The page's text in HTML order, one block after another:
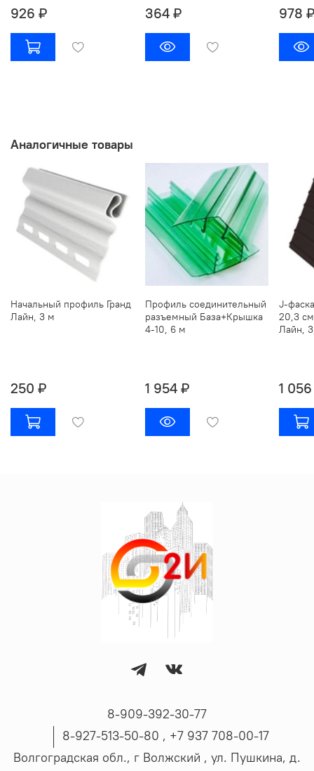
926 ₽ 364 ₽ 978 ₽
Аналогичные товары
Начальный профиль Гранд
Лайн, 3 м
250 ₽
Профиль соединительный
разъемный База+Крышка
4-10, 6 м
1 954 ₽
J-
20,3
Лайн,
1
8-909-392-30-77
8-927-513-50-80 , ‪+7 937 708-00-17
Волгоградская обл., г Волжский , ул. Пушкина, д.